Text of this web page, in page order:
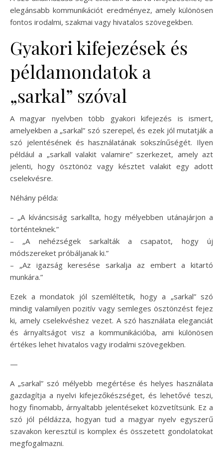
elegánsabb kommunikációt eredményez, amely különösen
fontos irodalmi, szakmai vagy hivatalos szövegekben.
Gyakori kifejezések és
példamondatok a
„sarkal” szóval
A magyar nyelvben több gyakori kifejezés is ismert,
amelyekben a „sarkal” szó szerepel, és ezek jól mutatják a
szó jelentésének és használatának sokszínűségét. Ilyen
például a „sarkall valakit valamire” szerkezet, amely azt
jelenti, hogy ösztönöz vagy késztet valakit egy adott
cselekvésre.
Néhány példa:
– „A kíváncsiság sarkallta, hogy mélyebben utánajárjon a
történteknek.”
– „A nehézségek sarkalták a csapatot, hogy új
módszereket próbáljanak ki.”
– „Az igazság keresése sarkalja az embert a kitartó
munkára.”
Ezek a mondatok jól szemléltetik, hogy a „sarkal” szó
mindig valamilyen pozitív vagy semleges ösztönzést fejez
ki, amely cselekvéshez vezet. A szó használata eleganciát
és árnyaltságot visz a kommunikációba, ami különösen
értékes lehet hivatalos vagy irodalmi szövegekben.
—
A „sarkal” szó mélyebb megértése és helyes használata
gazdagítja a nyelvi kifejezőkészséget, és lehetővé teszi,
hogy finomabb, árnyaltabb jelentéseket közvetítsünk. Ez a
szó jól példázza, hogyan tud a magyar nyelv egyszerű
szavakon keresztül is komplex és összetett gondolatokat
megfogalmazni.